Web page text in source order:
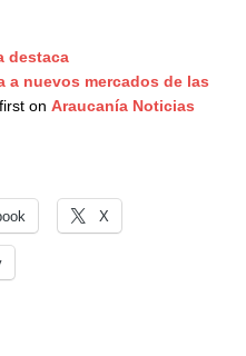
destaca
a nuevos mercados de las
on Araucanía Noticias
X